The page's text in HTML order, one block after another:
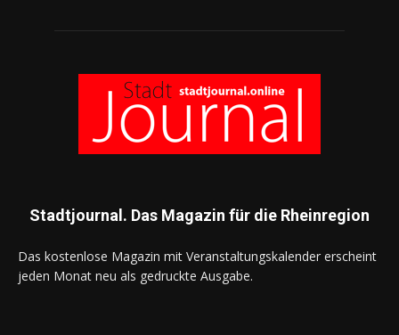
Stadtjournal. Das Magazin für die Rheinregion
Das kostenlose Magazin mit Veranstaltungskalender erscheint
jeden Monat neu als gedruckte Ausgabe.